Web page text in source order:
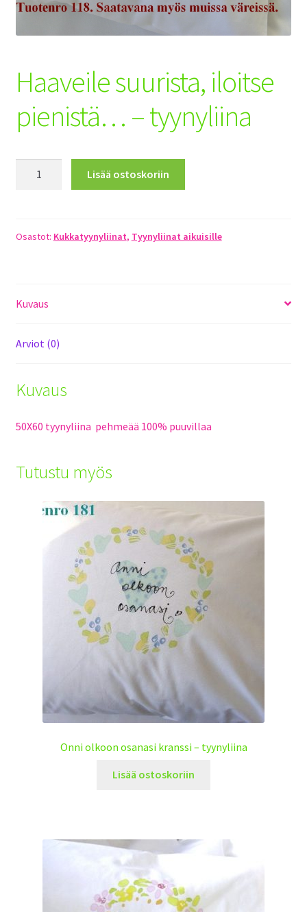
Toimitusehdot
Registration
Haaveile suurista, iloitse
pienistä… – tyynyliina
-
Lisää ostoskoriin
Osastot: Kukkatyynyliinat, Tyynyliinat aikuisille
Kuvaus
Arviot (0)
Kuvaus
50X60 tyynyliina pehmeää 100% puuvillaa
Tutustu myös
Onni olkoon osanasi kranssi – tyynyliina
Lisää ostoskoriin